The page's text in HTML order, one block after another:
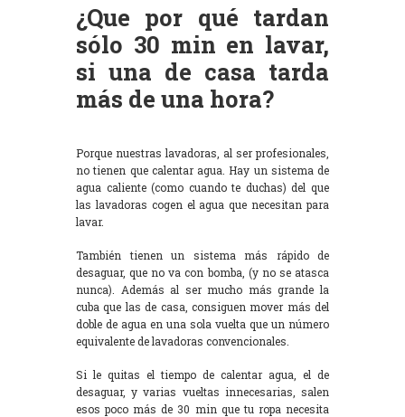
¿Que por qué tardan
sólo 30 min en lavar,
si una de casa tarda
más de una hora?
Porque nuestras lavadoras, al ser profesionales,
no tienen que calentar agua. Hay un sistema de
agua caliente (como cuando te duchas) del que
las lavadoras cogen el agua que necesitan para
lavar.
También tienen un sistema más rápido de
desaguar, que no va con bomba, (y no se atasca
nunca). Además al ser mucho más grande la
cuba que las de casa, consiguen mover más del
doble de agua en una sola vuelta que un número
equivalente de lavadoras convencionales.
Si le quitas el tiempo de calentar agua, el de
desaguar, y varias vueltas innecesarias, salen
esos poco más de 30 min que tu ropa necesita